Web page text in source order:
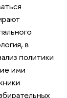
в
политики
ими